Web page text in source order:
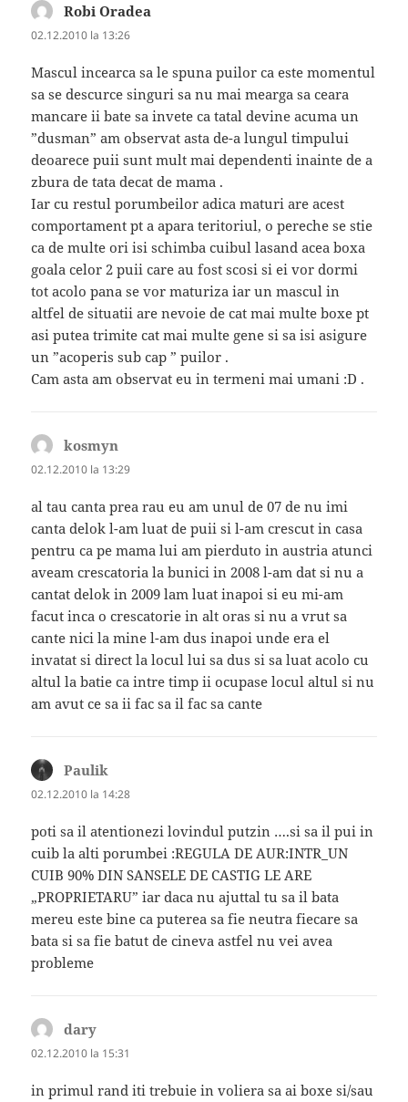
Robi Oradea
02.12.2010 la 13:26
Mascul incearca sa le spuna puilor ca este momentul
sa se descurce singuri sa nu mai mearga sa ceara
mancare ii bate sa invete ca tatal devine acuma un
”dusman” am observat asta de-a lungul timpului
deoarece puii sunt mult mai dependenti inainte de a
zbura de tata decat de mama .
Iar cu restul porumbeilor adica maturi are acest
comportament pt a apara teritoriul, o pereche se stie
ca de multe ori isi schimba cuibul lasand acea boxa
goala celor 2 puii care au fost scosi si ei vor dormi
tot acolo pana se vor maturiza iar un mascul in
altfel de situatii are nevoie de cat mai multe boxe pt
asi putea trimite cat mai multe gene si sa isi asigure
un ”acoperis sub cap ” puilor .
Cam asta am observat eu in termeni mai umani :D .
kosmyn
02.12.2010 la 13:29
al tau canta prea rau eu am unul de 07 de nu imi
canta delok l-am luat de puii si l-am crescut in casa
pentru ca pe mama lui am pierduto in austria atunci
aveam crescatoria la bunici in 2008 l-am dat si nu a
cantat delok in 2009 lam luat inapoi si eu mi-am
facut inca o crescatorie in alt oras si nu a vrut sa
cante nici la mine l-am dus inapoi unde era el
invatat si direct la locul lui sa dus si sa luat acolo cu
altul la batie ca intre timp ii ocupase locul altul si nu
am avut ce sa ii fac sa il fac sa cante
Paulik
02.12.2010 la 14:28
poti sa il atentionezi lovindul putzin ….si sa il pui in
cuib la alti porumbei :REGULA DE AUR:INTR_UN
CUIB 90% DIN SANSELE DE CASTIG LE ARE
„PROPRIETARU” iar daca nu ajuttal tu sa il bata
mereu este bine ca puterea sa fie neutra fiecare sa
bata si sa fie batut de cineva astfel nu vei avea
probleme
dary
02.12.2010 la 15:31
in primul rand iti trebuie in voliera sa ai boxe si/sau